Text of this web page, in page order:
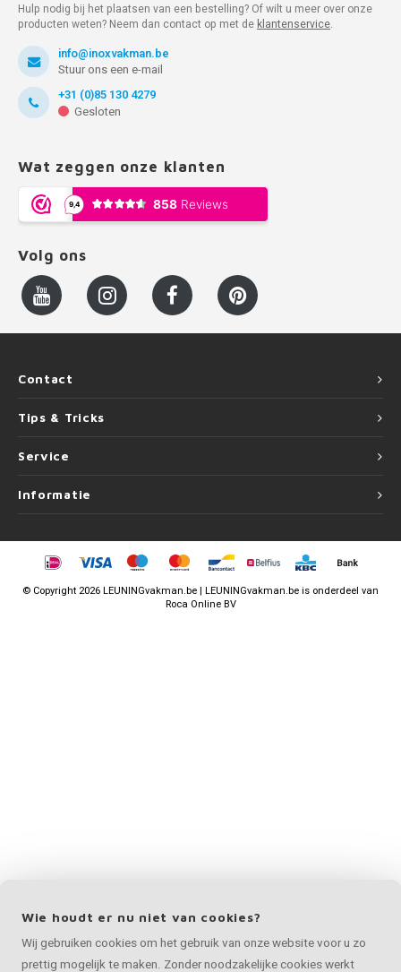
Hulp nodig bij het plaatsen van een bestelling? Of wilt u meer over onze
producten weten? Neem dan contact op met de klantenservice.
info@inoxvakman.be
Stuur ons een e-mail
+31 (0)85 130 4279
Gesloten
Wat zeggen onze klanten
Volg ons
Contact
Tips & Tricks
Service
Informatie
© Copyright 2026 LEUNINGvakman.be | LEUNINGvakman.be is onderdeel van
Roca Online BV
Wie houdt er nu niet van cookies?
Wij gebruiken cookies om het gebruik van onze website voor u zo
prettig mogelijk te maken. Zonder noodzakelijke cookies werkt